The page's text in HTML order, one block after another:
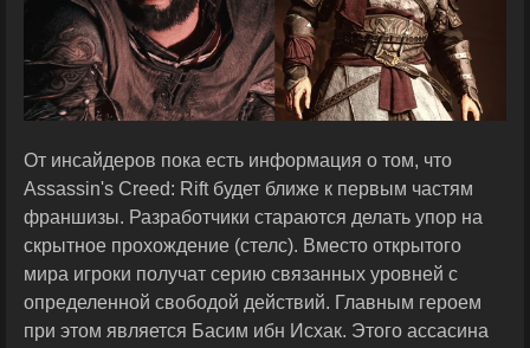
От инсайдеров пока есть информация о том, что
Assassin's Creed: Rift будет ближе к первым частям
франшизы. Разработчики стараются делать упор на
скрытное прохождение (стелс). Вместо открытого
мира игроки получат серию связанных уровней с
определенной свободой действий. Главным героем
при этом является Басим ибн Исхак. Этого ассасина